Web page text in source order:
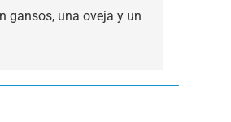
gansos, una oveja y un